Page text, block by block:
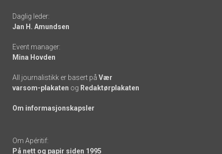
links
Daglig leder:
Jan H. Amundsen
Event manager:
Mina Hovden
All journalistikk er basert på Vær
varsom-plakaten og Redaktørplakaten
Om informasjonskapsler
Om Apéritif:
På nett og papir siden 1995